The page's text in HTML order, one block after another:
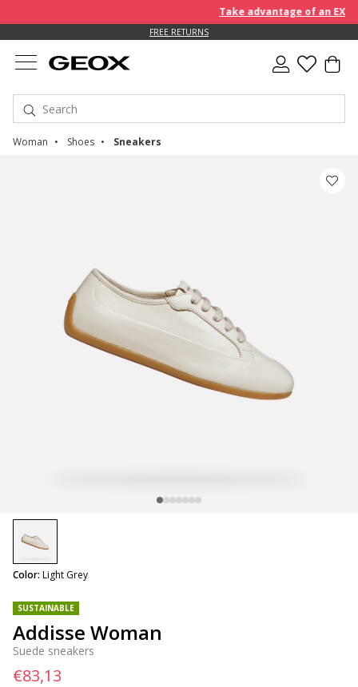
Take advantage of an
FREE RETURNS
Woman Shoes Sneakers
SUSTAINABLE
Addisse Woman
Suede sneakers
€83,13
Color: Light Grey
selected